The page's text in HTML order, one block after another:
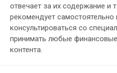
отвечает за их содержание и
рекомендует
консультироваться со
принимать любые
контента.